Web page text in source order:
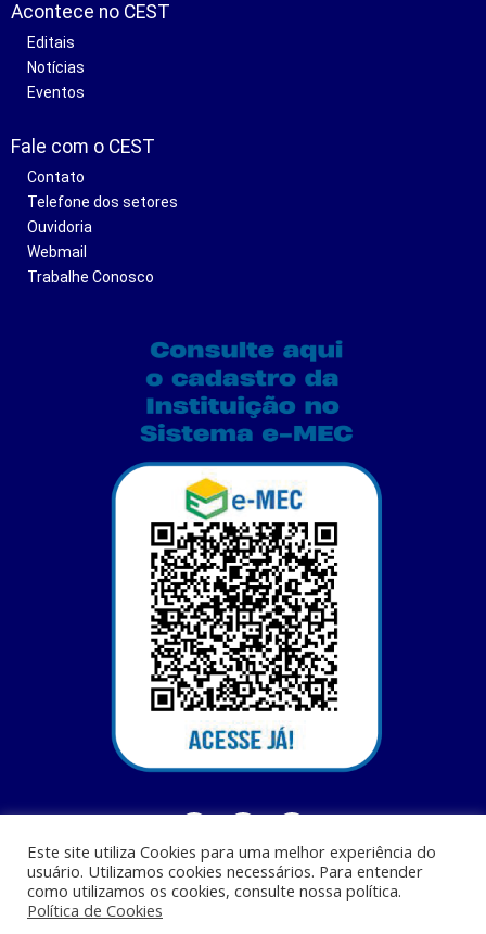
Acontece no CEST
Editais
Notícias
Eventos
Fale com o CEST
Contato
Telefone dos setores
Ouvidoria
Webmail
Trabalhe Conosco
Centro Universitário Santa Terezinha - CEST - Av. Casemiro Junior, 12 - Anil,
Este site utiliza Cookies para uma melhor experiência do
usuário. Utilizamos cookies necessários. Para entender
como utilizamos os cookies, consulte nossa política.
Política de Cookies